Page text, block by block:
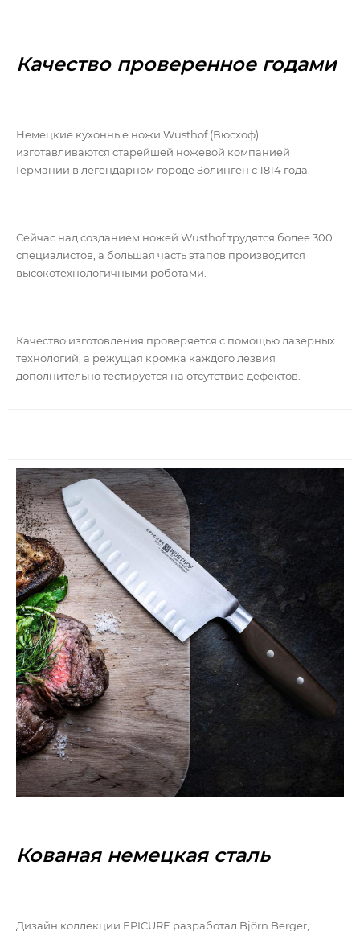
Качество проверенное годами
Немецкие кухонные ножи Wusthof (Вюсхоф)
изготавливаются старейшей ножевой компанией
Германии в легендарном городе Золинген с 1814 года.
Сейчас над созданием ножей Wusthof трудятся более 300
специалистов, а большая часть этапов производится
высокотехнологичными роботами.
Качество изготовления проверяется с помощью лазерных
технологий, а режущая кромка каждого лезвия
дополнительно тестируется на отсутствие дефектов.
Кованая немецкая сталь
Дизайн коллекции EPICURE разработал Björn Berger,